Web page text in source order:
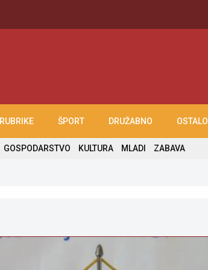
RUBRIKE ŠPORT DRUŽABNO OSTALO
GOSPODARSTVO KULTURA MLADI ZABAVA